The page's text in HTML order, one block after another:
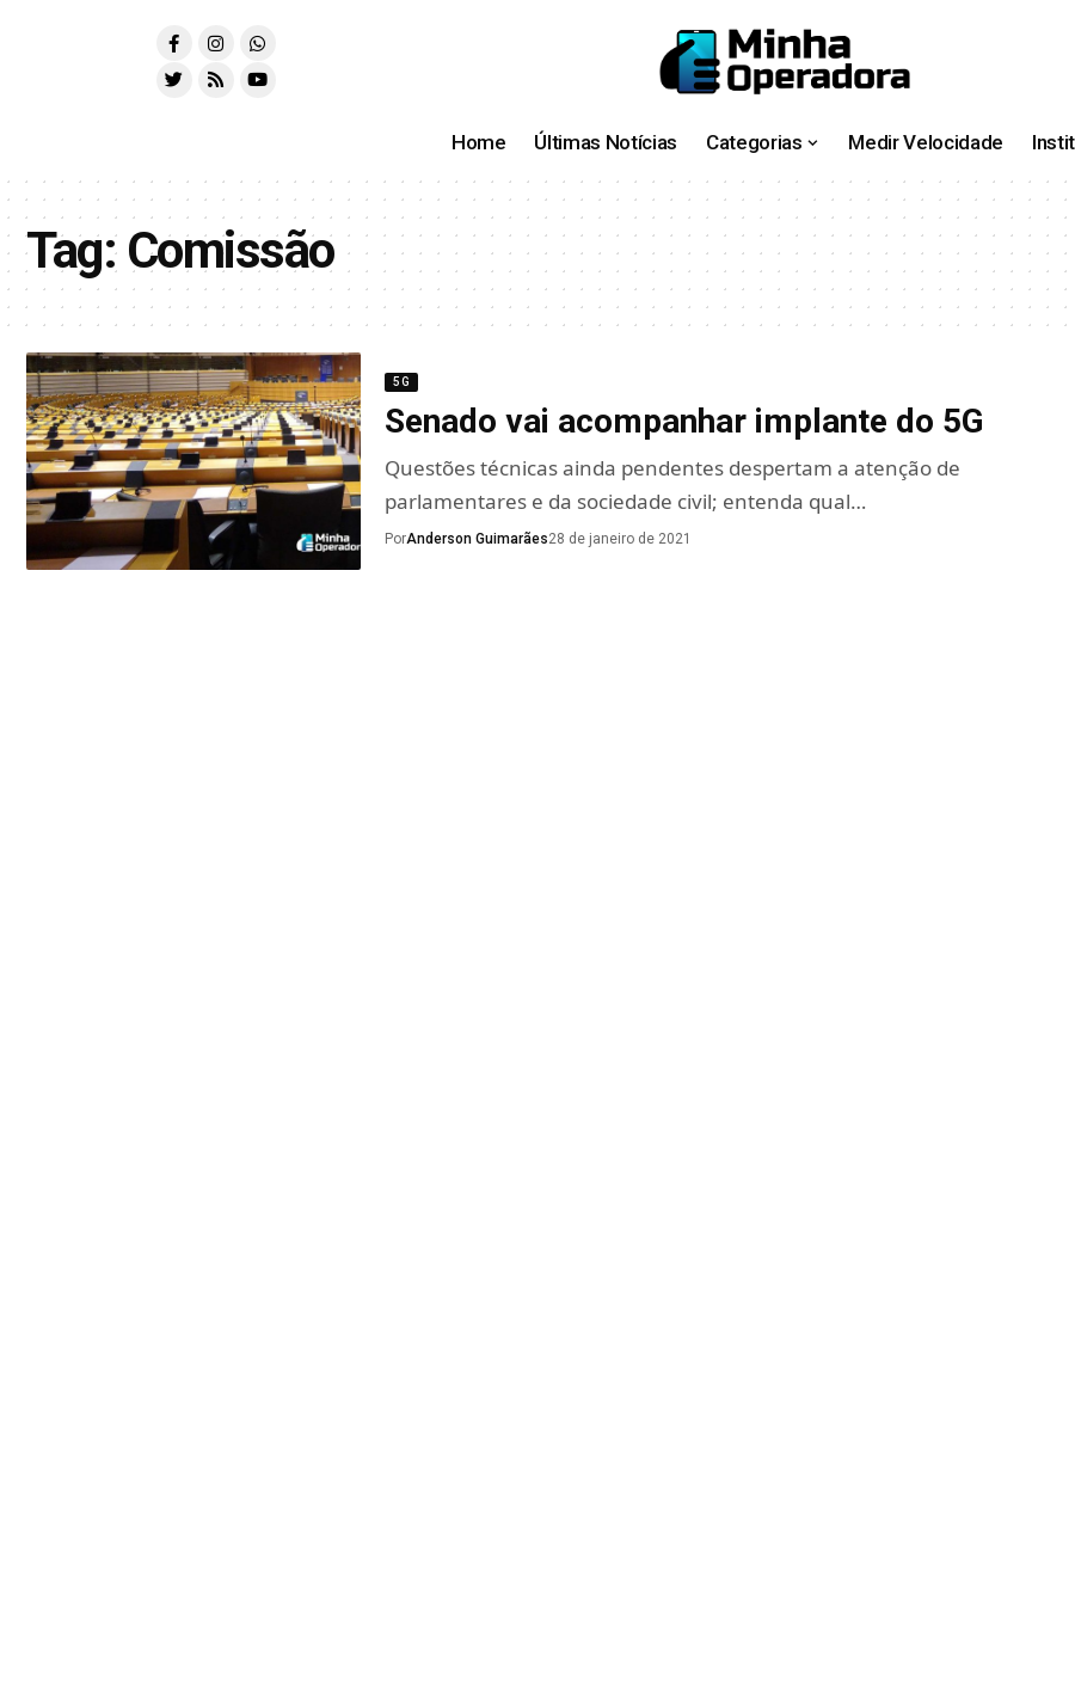
Home Últimas Notícias Categorias Medir Velocidade
Tag: Comissão
5G
Senado vai acompanhar implante do 5G
Questões técnicas ainda pendentes despertam a atenção de
parlamentares e da sociedade civil; entenda qual…
PorAnderson Guimarães28 de janeiro de 2021